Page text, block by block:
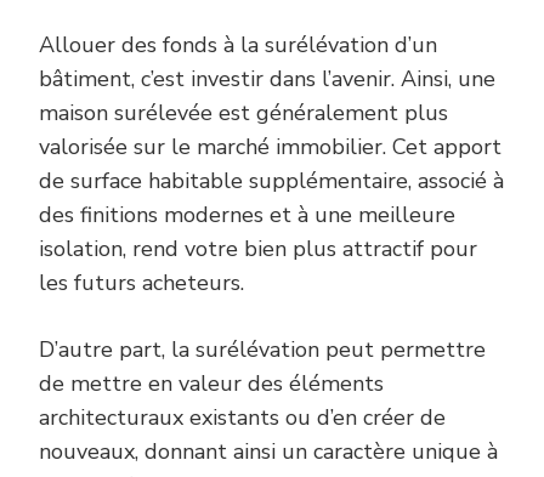
Allouer des fonds à la surélévation d’un
bâtiment, c’est investir dans l’avenir. Ainsi, une
maison surélevée est généralement plus
valorisée sur le marché immobilier. Cet apport
de surface habitable supplémentaire, associé à
des finitions modernes et à une meilleure
isolation, rend votre bien plus attractif pour
les futurs acheteurs.
D’autre part, la surélévation peut permettre
de mettre en valeur des éléments
architecturaux existants ou d’en créer de
nouveaux, donnant ainsi un caractère unique à